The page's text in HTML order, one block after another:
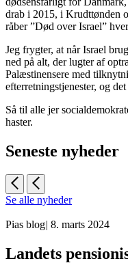
drab i 2015, i Krudttønden
råber ”Død over Israel”
Jeg frygter, at når Israel
ned på alt, der lugter af
Palæstinensere med
efterretningstjenester, og
Så til alle jer
haster.
Seneste nyheder
Se alle nyheder
Pias blog| 8. marts 2024
Landets